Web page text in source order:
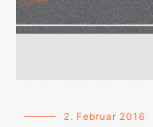
2. Februar 2016